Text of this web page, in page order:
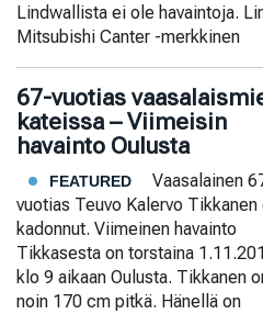
Lindwallista ei ole havaintoja.
Mitsubishi Canter -merkkinen
67-vuotias
kateissa – Viimeisin
havainto Oulusta
FEATURED
Vaasalainen
vuotias Teuvo Kalervo Tikkanen
kadonnut. Viimeinen havainto
Tikkasesta on torstaina
klo 9 aikaan Oulusta. Tikkanen
noin 170 cm pitkä. Hänellä on